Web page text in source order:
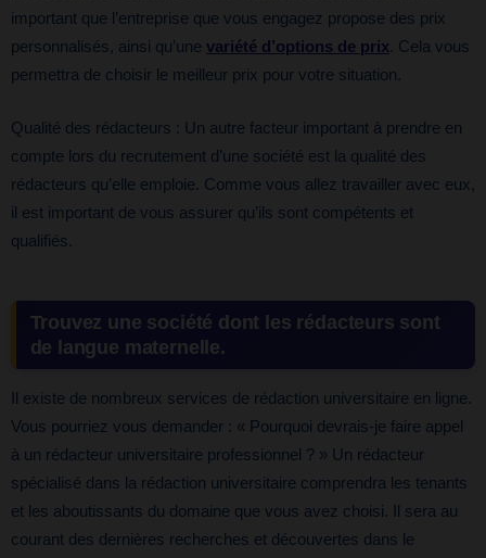
important que l’entreprise que vous engagez propose des prix
personnalisés, ainsi qu’une variété d’options de prix. Cela vous
permettra de choisir le meilleur prix pour votre situation.
Qualité des rédacteurs : Un autre facteur important à prendre en
compte lors du recrutement d’une société est la qualité des
rédacteurs qu’elle emploie. Comme vous allez travailler avec eux,
il est important de vous assurer qu’ils sont compétents et
qualifiés.
Trouvez une société dont les rédacteurs sont
de langue maternelle.
Il existe de nombreux services de rédaction universitaire en ligne.
Vous pourriez vous demander : « Pourquoi devrais-je faire appel
à un rédacteur universitaire professionnel ? » Un rédacteur
spécialisé dans la rédaction universitaire comprendra les tenants
et les aboutissants du domaine que vous avez choisi. Il sera au
courant des dernières recherches et découvertes dans le